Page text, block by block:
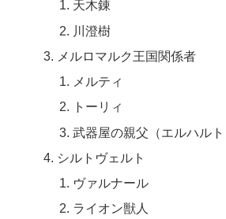
天木錬
川澄樹
メルロマルク王国関係者
メルティ
トーリィ
武器屋の親父（エルハルト
シルトヴェルト
ヴァルナール
ライオン獣人